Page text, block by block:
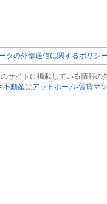
タの外部送信に関するポリシ
サイトに掲載している情報の
不動産はアットホーム-賃貸マ